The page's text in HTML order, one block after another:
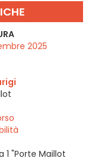
2025
1 "Porte Maillot